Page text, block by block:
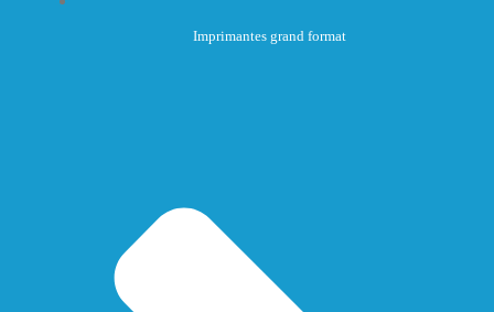
Imprimantes grand format